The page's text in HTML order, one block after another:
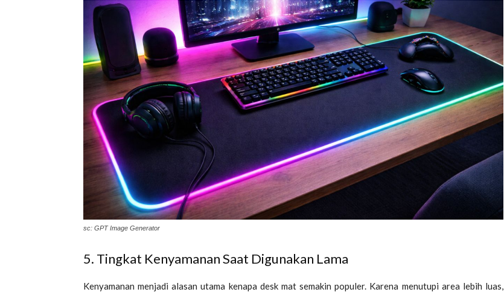
sc: GPT Image Generator
5. Tingkat Kenyamanan Saat Digunakan Lama
Kenyamanan menjadi alasan utama kenapa desk mat semakin populer. Karena menutupi area lebih luas,